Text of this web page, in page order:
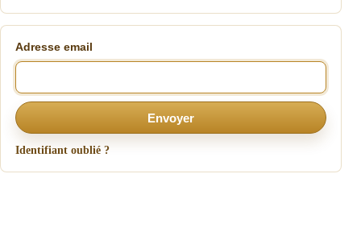
Adresse email
Envoyer
Identifiant oublié ?